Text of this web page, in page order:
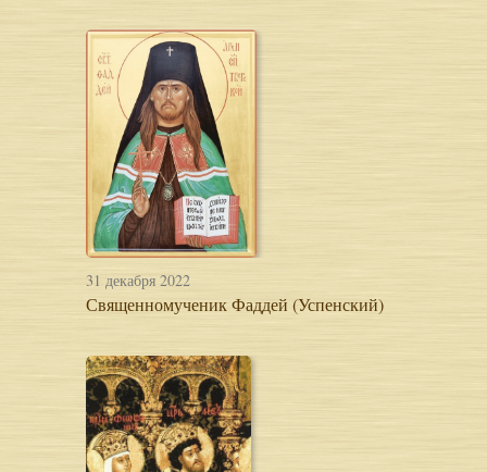
31 декабря 2022
Священномученик Фаддей (Успенский)